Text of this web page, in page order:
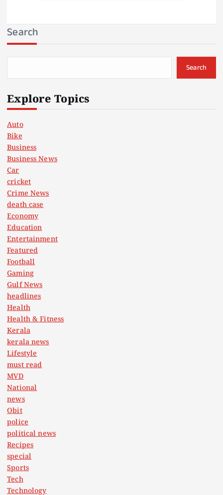
Search
Search
Explore Topics
Auto
Bike
Business
Business News
Car
cricket
Crime News
death case
Economy
Education
Entertainment
Featured
Football
Gaming
Gulf News
headlines
Health
Health & Fitness
Kerala
kerala news
Lifestyle
must read
MVD
National
news
Obit
police
political news
Recipes
special
Sports
Tech
Technology